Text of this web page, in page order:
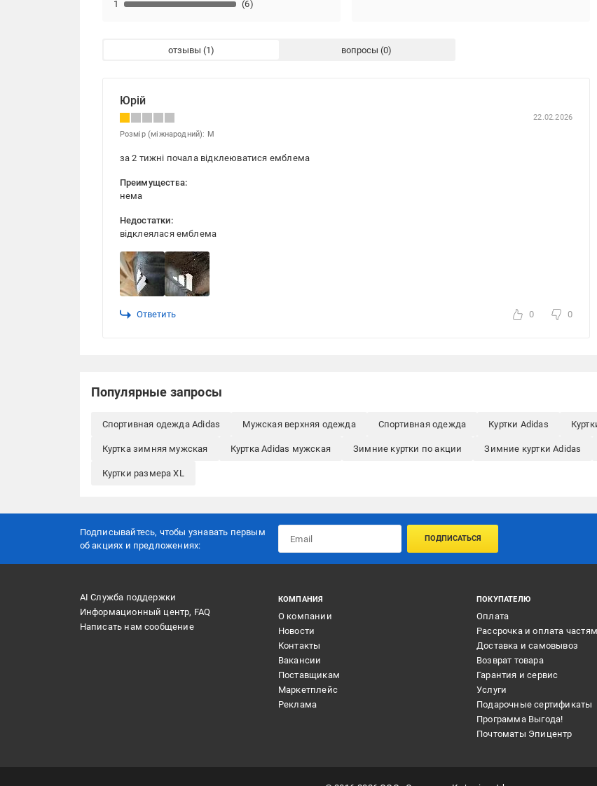
1 (6)
отзывы вопросы
Юрій
22.02.2026
Розмір (міжнародний): M
за 2 тижні почала відклеюватися емблема
Преимущества:
нема
Недостатки:
відклеялася емблема
Ответить 0 0
Популярные запросы
Спортивная одежда Adidas Мужская верхняя одежда Спортивная одежда Куртки Adidas
Куртка зимняя мужская Куртка Adidas мужская Зимние куртки по акции Зимние куртки Adidas
Куртки размера XL
Подписывайтесь, чтобы узнавать первым
об акцияx и предложениях:
ПОДПИСАТЬСЯ
AI Служба поддержки
Информационный центр, FAQ
Написать нам сообщение
КОМПАНИЯ
О компании
Новости
Контакты
Вакансии
Поставщикам
Маркетплейс
Реклама
ПОКУПАТЕЛЮ
Оплата
Рассрочка и оплата
Доставка и самовывоз
Возврат товара
Гарантия и сервис
Услуги
Подарочные сертификаты
Программа Выгода!
Почтоматы Эпицентр